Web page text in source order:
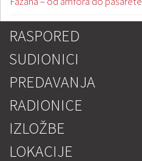
RASPORED
SUDIONICI
PREDAVANJA
RADIONICE
IZLOŽBE
LOKACIJE